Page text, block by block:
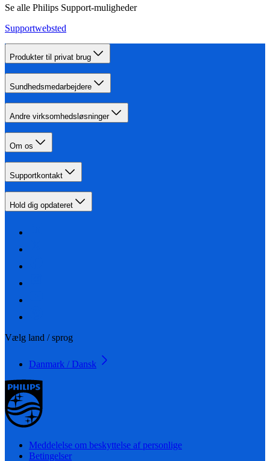
Se alle Philips Support-muligheder
Supportwebsted
Produkter til privat brug
Sundhedsmedarbejdere
Andre virksomhedsløsninger
Om os
Supportkontakt
Hold dig opdateret
Vælg land / sprog
Danmark / Dansk
Meddelelse om beskyttelse af personlige
Betingelser